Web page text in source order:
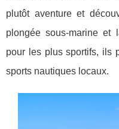
plutôt aventure et
plongée sous-marine et
pour les plus sportifs, ils
sports nautiques locaux.